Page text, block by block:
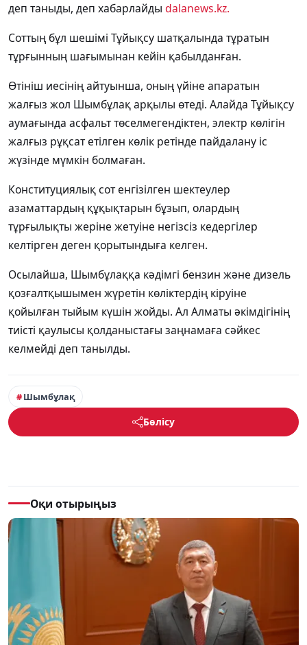
деп таныды, деп хабарлайды dalanews.kz.
Соттың бұл шешімі Тұйықсу шатқалында тұратын
тұрғынның шағымынан кейін қабылданған.
Өтініш иесінің айтуынша, оның үйіне апаратын
жалғыз жол Шымбұлақ арқылы өтеді. Алайда Тұйықсу
аумағында асфальт төселмегендіктен, электр көлігін
жалғыз рұқсат етілген көлік ретінде пайдалану іс
жүзінде мүмкін болмаған.
Конституциялық сот енгізілген шектеулер
азаматтардың құқықтарын бұзып, олардың
тұрғылықты жеріне жетуіне негізсіз кедергілер
келтірген деген қорытындыға келген.
Осылайша, Шымбұлаққа кәдімгі бензин және дизель
қозғалтқышымен жүретін көліктердің кіруіне
қойылған тыйым күшін жойды. Ал Алматы әкімдігінің
тиісті қаулысы қолданыстағы заңнамаға сәйкес
келмейді деп танылды.
Шымбұлақ
Бөлісу
Оқи отырыңыз